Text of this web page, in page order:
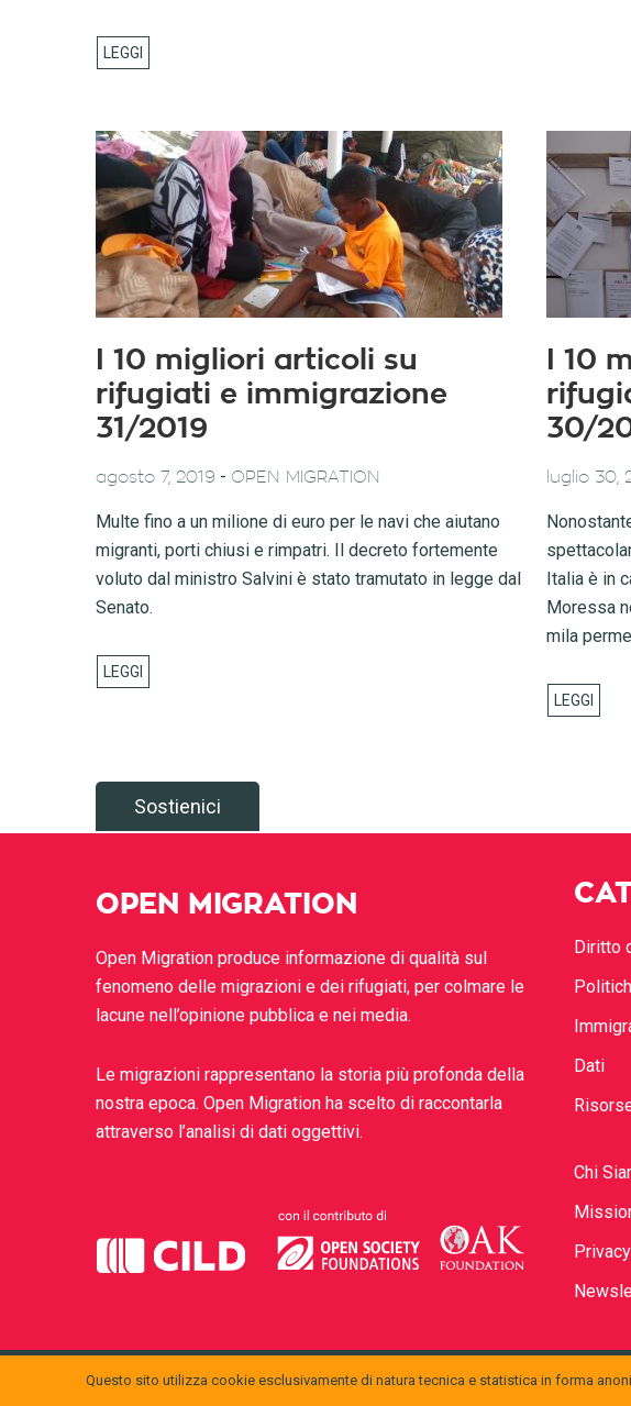
I 10 migliori articoli su
rifugiati e immigrazione
31/2019
agosto 7, 2019 - OPEN MIGRATION
Multe fino a un milione di euro per le navi che aiutano
migranti, porti chiusi e rimpatri. Il decreto fortemente
voluto dal ministro Salvini è stato tramutato in legge dal
Senato.
I 10
30/
luglio 30,
Italia è in
Moressa
mila
Sostienici
OPEN MIGRATION
Open Migration produce informazione di qualità sul
fenomeno delle migrazioni e dei rifugiati, per colmare le
lacune nell’opinione pubblica e nei media.
Le migrazioni rappresentano la storia più profonda della
nostra epoca. Open Migration ha scelto di raccontarla
attraverso l’analisi di dati oggettivi.
Diritto
Dati
Chi
Questo sito utilizza cookie esclusivamente di natura tecnica e statistica in forma